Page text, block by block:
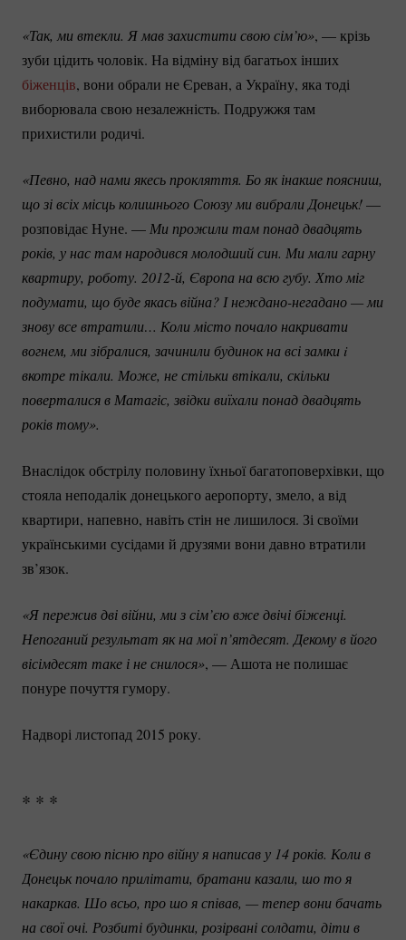
«Так, ми втекли. Я мав захистити свою сім’ю», — крізь
зуби цідить чоловік. На відміну від багатьох інших
біженців, вони обрали не Єреван, а Україну, яка тоді
виборювала свою незалежність. Подружжя там
прихистили родичі.
«Певно, над нами якесь прокляття. Бо як інакше поясниш,
що зі всіх місць колишнього Союзу ми вибрали Донецьк! —
розповідає Нуне. — Ми прожили там понад двадцять
років, у нас там народився молодший син. Ми мали гарну
квартиру, роботу. 2012-й, Європа на всю губу. Хто міг
подумати, що буде якась війна? І неждано-негадано — ми
знову все втратили… Коли місто почало накривати
вогнем, ми зібралися, зачинили будинок на всі замки i
вкотре тікали. Може, не стільки втікали, скільки
поверталися в Матагіс, звідки виїхали понад двадцять
років тому».
Внаслідок обстрілу половину їхньої багатоповерхівки, що
стояла неподалік донецького аеропорту, змело, a від
квартири, напевно, навіть стін не лишилося. Зі своїми
українськими сусідами й друзями вони давно втратили
зв’язок.
«Я пережив дві війни, ми з сім’єю вже двічі біженці.
Непоганий результат як на мої п’ятдесят. Декому в його
вісімдесят таке і не снилося», — Ашота не полишає
понуре почуття гумору.
Надворі листопад 2015 року.
* * *
«Єдину свою пісню про війну я написав у 14 років. Коли в
Донецьк почало прилітати, братани казали, шо то я
накаркав. Шо всьо, про шо я співав, — тепер вони бачать
на свої очі. Розбиті будинки, розірвані солдати, діти в